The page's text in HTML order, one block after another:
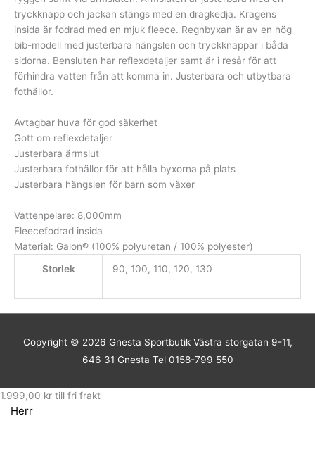
tryckknapp och jackan stängs med en dragkedja. Kragens
insida är fodrad med en mjuk fleece. Regnbyxan är av en hög
bib-modell med justerbara hängslen och tryckknappar i båda
sidorna. Bensluten har reflexdetaljer samt är i resår för att
förhindra vatten från att komma in. Justerbara och utbytbara
fothällor.
Avtagbar huva för god säkerhet
Gott om reflexdetaljer
Justerbara ärmslut
Justerbara fothällor för att hålla byxorna på plats
Justerbara hängslen för barn som växer
Vattenpelare: 8,000mm
Fleecefodrad insida
Material: Galon® (100% polyuretan / 100% polyester)
Storlek
90, 100, 110, 120, 130
Copyright © 2026 Gnesta SportbutikVästra storgatan 9-11,
646 31 Gnesta Tel 0158-799 550
1.999,00 kr till fri frakt
Herr